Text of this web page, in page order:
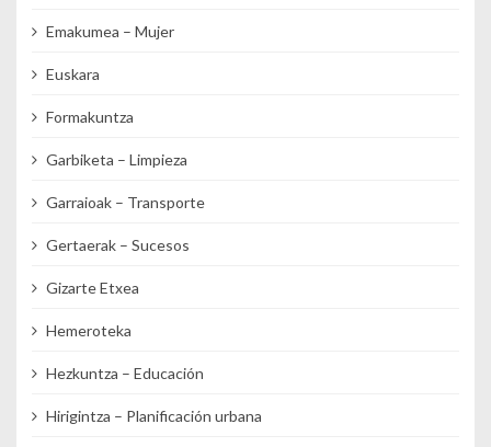
Emakumea – Mujer
Euskara
Formakuntza
Garbiketa – Limpieza
Garraioak – Transporte
Gertaerak – Sucesos
Gizarte Etxea
Hemeroteka
Hezkuntza – Educación
Hirigintza – Planificación urbana